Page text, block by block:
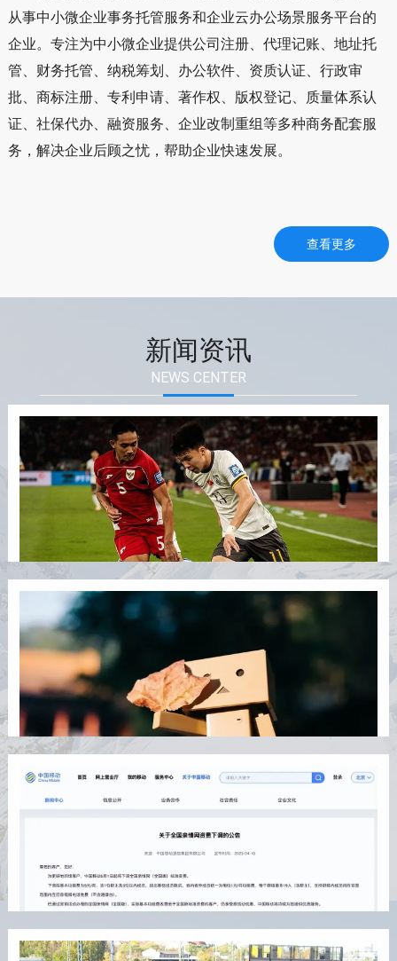
从事中小微企业事务托管服务和企业云办公场景服务平台的
企业。专注为中小微企业提供公司注册、代理记账、地址托
管、财务托管、纳税筹划、办公软件、资质认证、行政审
批、商标注册、专利申请、著作权、版权登记、质量体系认
证、社保代办、融资服务、企业改制重组等多种商务配套服
务，解决企业后顾之忧，帮助企业快速发展。
查看更多
新闻资讯
NEWS CENTER
国足客场0比1不敌印尼，提前一轮无缘美加墨世界杯
2025/6/6 7:24:45
北京时间6月5日晚间，世预赛18强赛C组第九轮，中国队做客
雅加达挑战印尼队。最终，因为一粒争议点球，中国队0比1
不敌印尼，迎来了世预赛4连败。与此同时，18强赛9战2胜7
负积6分，加上净胜球-14，国足排名垫底，提前一轮无缘
2026年美加墨
别人把你当傻子的10个表现，占3条就要警惕了！
2025/5/2 21:05:16
前言救命！当有人开始这样对你赶紧跑！刷到一篇文章说
《别人把你当傻子的10个表现，占3条就要警惕了！》，看完
我差点气笑了。这哪是教你防坑，分明是教别人怎么坑你！
今天我就把这些套路一个个拆穿，看看他们到底有多离谱！